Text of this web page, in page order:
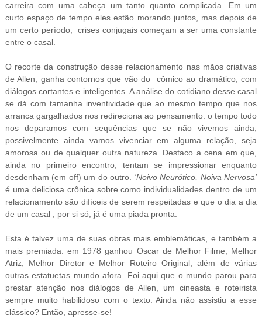
carreira com uma cabeça um tanto quanto complicada. Em um
curto espaço de tempo eles estão morando juntos, mas depois de
um certo período, crises conjugais começam a ser uma constante
entre o casal.
O recorte da construção desse relacionamento nas mãos criativas
de Allen, ganha contornos que vão do cômico ao dramático, com
diálogos cortantes e inteligentes. A análise do cotidiano desse casal
se dá com tamanha inventividade que ao mesmo tempo que nos
arranca gargalhados nos redireciona ao pensamento: o tempo todo
nos deparamos com sequências que se não vivemos ainda,
possivelmente ainda vamos vivenciar em alguma relação, seja
amorosa ou de qualquer outra natureza. Destaco a cena em que,
ainda no primeiro encontro, tentam se impressionar enquanto
desdenham (em off) um do outro. 'Noivo Neurótico, Noiva Nervosa'
é uma deliciosa crônica sobre como individualidades dentro de um
relacionamento são difíceis de serem respeitadas e que o dia a dia
de um casal , por si só, já é uma piada pronta.
Esta é talvez uma de suas obras mais emblemáticas, e também a
mais premiada: em 1978 ganhou Oscar de Melhor Filme, Melhor
Atriz, Melhor Diretor e Melhor Roteiro Original, além de várias
outras estatuetas mundo afora. Foi aqui que o mundo parou para
prestar atenção nos diálogos de Allen, um cineasta e roteirista
sempre muitohabilidoso com o texto. Ainda não assistiu a esse
clássico? Então, apresse-se!